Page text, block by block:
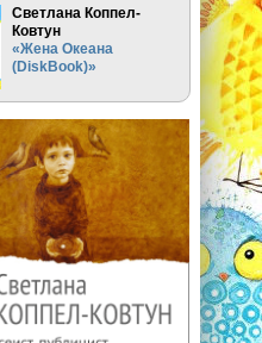
Светлана Коппел-
Ковтун
«Жена Океана
(DiskBook)»